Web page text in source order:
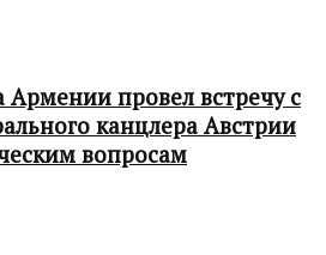
Армении провел встречу с
канцлера Австрии
вопросам